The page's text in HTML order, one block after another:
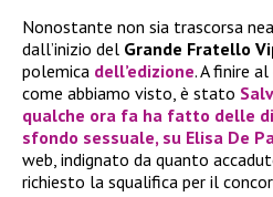
Nonostante non sia trascorsa
dall’inizio del Grande Fratello
polemica dell’edizione. A finire
come abbiamo visto, è stato
qualche ora fa ha fatto delle
sfondo sessuale, su Elisa De
web, indignato da quanto
richiesto la squalifica per il